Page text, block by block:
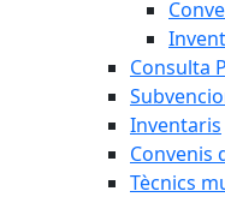
Consulta
Inventaris
Convenis
Tècnics